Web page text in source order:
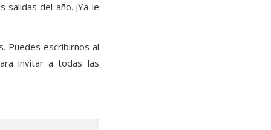
salidas del año. ¡Ya le
Puedes escribirnos al
invitar a todas las